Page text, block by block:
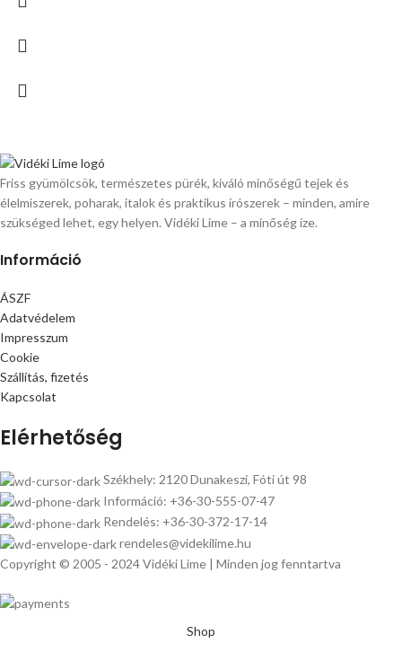
Friss gyümölcsök, természetes pürék, kiváló minőségű tejek és
élelmiszerek, poharak, italok és praktikus írószerek – minden, amire
szükséged lehet, egy helyen. Vidéki Lime – a minőség íze.
Információ
ÁSZF
Adatvédelem
Impresszum
Cookie
Szállítás, fizetés
Kapcsolat
Elérhetőség
Székhely: 2120 Dunakeszi, Fóti út 98
Információ: +36-30-555-07-47
Rendelés: +36-30-372-17-14
rendeles@videkilime.hu
Copyright © 2005 - 2024 Vidéki Lime | Minden jog fenntartva
Shop